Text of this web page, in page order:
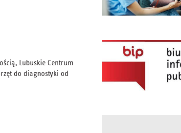
Lubuskie Centrum
do diagnostyki od